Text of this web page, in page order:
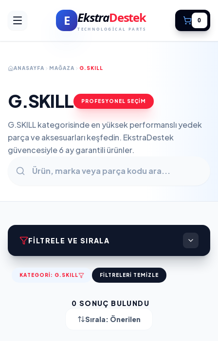
E EkstraDestek
TECHNOLOGICAL PARTS
0
ANASAYFA MAĞAZA G.SKILL
G.SKILL PROFESYONEL SEÇİM
G.SKILL kategorisinde en yüksek performanslı yedek
parça ve aksesuarları keşfedin. EkstraDestek
güvencesiyle 6 ay garantili ürünler.
FILTRELE VE SIRALA
KATEGORI: G.SKILL FILTRELERI TEMIZLE
0 SONUÇ BULUNDU
Sırala: Önerilen